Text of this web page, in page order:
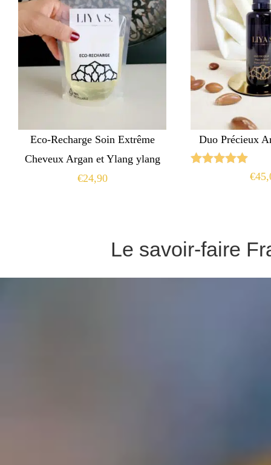
Eco-Recharge Soin Extrême
Cheveux Argan et Ylang ylang
€24,90
Duo Précieux
€
Le savoir-faire